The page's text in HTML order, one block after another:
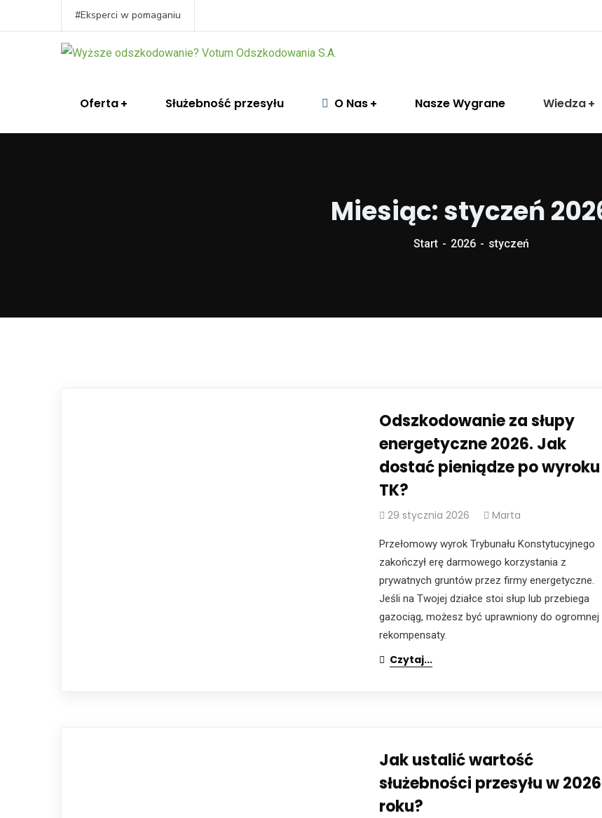
#Eksperci w pomaganiu
Oferta Służebność przesyłu O Nas Nasze Wygrane Wiedza
Miesiąc:styczeń
Start 2026 styczeń
Odszkodowanie za słupy
energetyczne 2026. Jak
dostać pieniądze po wyroku
TK?
29 stycznia 2026 Marta
Przełomowy wyrok Trybunału Konstytucyjnego
zakończył erę darmowego korzystania z
prywatnych gruntów przez firmy energetyczne.
Jeśli na Twojej działce stoi słup lub przebiega
gazociąg, możesz być uprawniony do ogromnej
rekompensaty.
Czytaj...
Jak ustalić wartość
służebności przesyłu w 2026
roku?